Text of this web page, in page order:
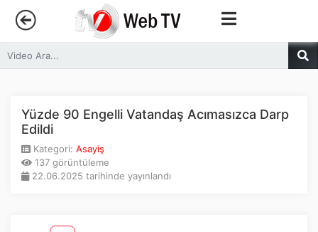
Anasayfa
Canlı Yayın
Kategoriler
Yüzde 90 Engelli Vatandaş Acımasızca Darp
Edildi
Kategori: Asayiş
137 görüntüleme
22.06.2025 tarihinde yayınlandı